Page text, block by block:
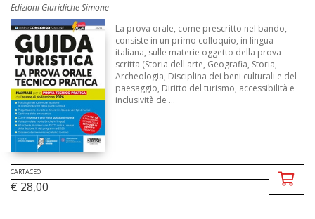
Edizioni Giuridiche Simone
La prova orale, come prescritto nel bando,
consiste in un primo colloquio, in lingua
italiana, sulle materie oggetto della prova
scritta (Storia dell'arte, Geografia, Storia,
Archeologia, Disciplina dei beni culturali e del
paesaggio, Diritto del turismo, accessibilità e
inclusività de ...
CARTACEO
€ 28,00